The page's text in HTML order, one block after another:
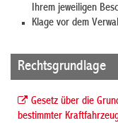
Ihrem jeweiligen
Klage vor dem
Rechtsgrundlage
Gesetz über die
bestimmter